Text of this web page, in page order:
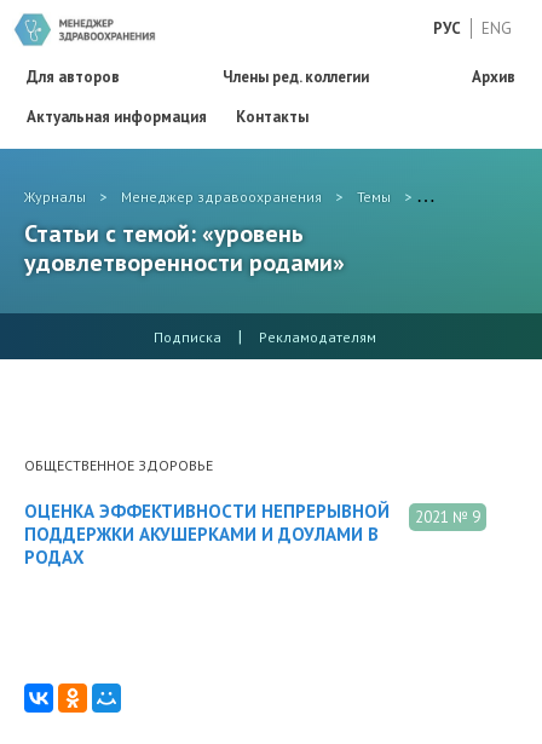
РУС ENG
Для авторов Члены ред. коллегии
Архив
Актуальная информация
Контакты
Журналы > Менеджер здравоохранения > Темы > уровень
Статьи с темой: «уровень
удовлетворенности родами»
Подписка | Рекламодателям
ОБЩЕСТВЕННОЕ ЗДОРОВЬЕ
2021 № 9
ОЦЕНКА ЭФФЕКТИВНОСТИ НЕПРЕРЫВНОЙ
ПОДДЕРЖКИ АКУШЕРКАМИ И ДОУЛАМИ В
РОДАХ